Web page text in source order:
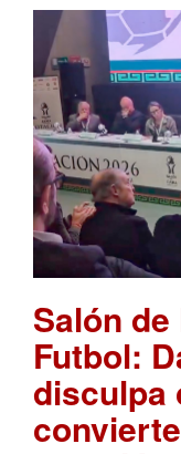
Salón
Futbol:
disculpa